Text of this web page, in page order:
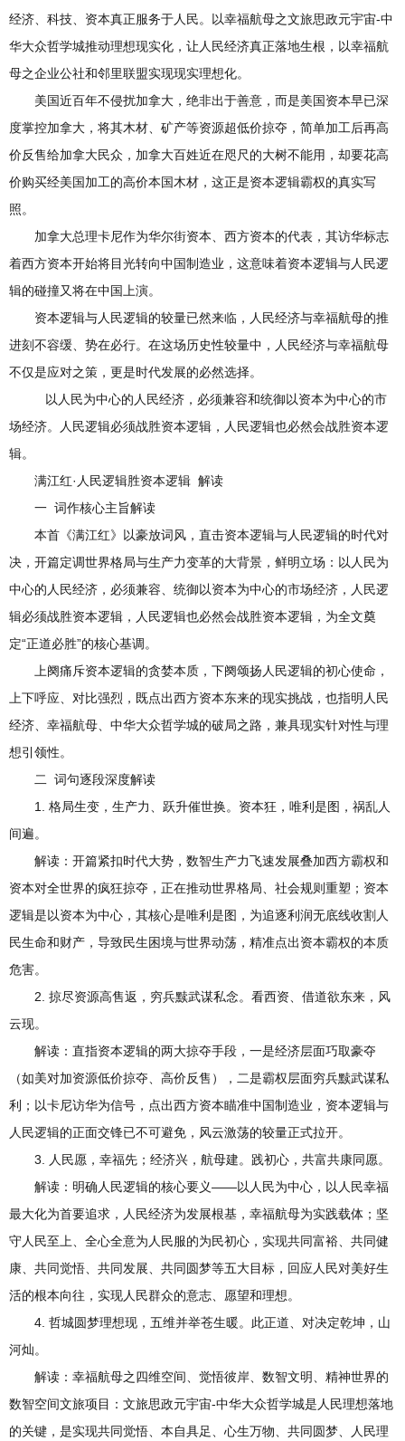
经济、科技、资本真正服务于人民。以幸福航母之文旅思政元宇宙-中
华大众哲学城推动理想现实化，让人民经济真正落地生根，以幸福航
母之企业公社和邻里联盟实现现实理想化。
美国近百年不侵扰加拿大，绝非出于善意，而是美国资本早已深
度掌控加拿大，将其木材、矿产等资源超低价掠夺，简单加工后再高
价反售给加拿大民众，加拿大百姓近在咫尺的大树不能用，却要花高
价购买经美国加工的高价本国木材，这正是资本逻辑霸权的真实写
照。
加拿大总理卡尼作为华尔街资本、西方资本的代表，其访华标志
着西方资本开始将目光转向中国制造业，这意味着资本逻辑与人民逻
辑的碰撞又将在中国上演。
资本逻辑与人民逻辑的较量已然来临，人民经济与幸福航母的推
进刻不容缓、势在必行。在这场历史性较量中，人民经济与幸福航母
不仅是应对之策，更是时代发展的必然选择。
以人民为中心的人民经济，必须兼容和统御以资本为中心的市
场经济。人民逻辑必须战胜资本逻辑，人民逻辑也必然会战胜资本逻
辑。
满江红·人民逻辑胜资本逻辑 解读
一 词作核心主旨解读
本首《满江红》以豪放词风，直击资本逻辑与人民逻辑的时代对
决，开篇定调世界格局与生产力变革的大背景，鲜明立场：以人民为
中心的人民经济，必须兼容、统御以资本为中心的市场经济，人民逻
辑必须战胜资本逻辑，人民逻辑也必然会战胜资本逻辑，为全文奠
定“正道必胜”的核心基调。
上阕痛斥资本逻辑的贪婪本质，下阕颂扬人民逻辑的初心使命，
上下呼应、对比强烈，既点出西方资本东来的现实挑战，也指明人民
经济、幸福航母、中华大众哲学城的破局之路，兼具现实针对性与理
想引领性。
二 词句逐段深度解读
1. 格局生变，生产力、跃升催世换。资本狂，唯利是图，祸乱人
间遍。
解读：开篇紧扣时代大势，数智生产力飞速发展叠加西方霸权和
资本对全世界的疯狂掠夺，正在推动世界格局、社会规则重塑；资本
逻辑是以资本为中心，其核心是唯利是图，为追逐利润无底线收割人
民生命和财产，导致民生困境与世界动荡，精准点出资本霸权的本质
危害。
2. 掠尽资源高售返，穷兵黩武谋私念。看西资、借道欲东来，风
云现。
解读：直指资本逻辑的两大掠夺手段，一是经济层面巧取豪夺
（如美对加资源低价掠夺、高价反售），二是霸权层面穷兵黩武谋私
利；以卡尼访华为信号，点出西方资本瞄准中国制造业，资本逻辑与
人民逻辑的正面交锋已不可避免，风云激荡的较量正式拉开。
3. 人民愿，幸福先；经济兴，航母建。践初心，共富共康同愿。
解读：明确人民逻辑的核心要义——以人民为中心，以人民幸福
最大化为首要追求，人民经济为发展根基，幸福航母为实践载体；坚
守人民至上、全心全意为人民服的为民初心，实现共同富裕、共同健
康、共同觉悟、共同发展、共同圆梦等五大目标，回应人民对美好生
活的根本向往，实现人民群众的意志、愿望和理想。
4. 哲城圆梦理想现，五维并举苍生暖。此正道、对决定乾坤，山
河灿。
解读：幸福航母之四维空间、觉悟彼岸、数智文明、精神世界的
数智空间文旅项目：文旅思政元宇宙-中华大众哲学城是人民理想落地
的关键，是实现共同觉悟、本自具足、心生万物、共同圆梦、人民理